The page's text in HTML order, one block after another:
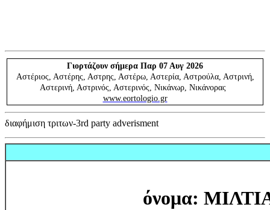
Γιορτάζουν σήμερα Παρ 07 Αυγ 2026
Αστέριος, Αστέρης, Αστρης, Αστέρω, Αστερία, Αστρούλα, Αστρινή,
Αστερινή, Αστρινός, Αστερινός, Νικάνωρ, Νικάνορας
www.eortologio.gr
διαφήμιση τριτων-3rd party adverisment
όνομα: